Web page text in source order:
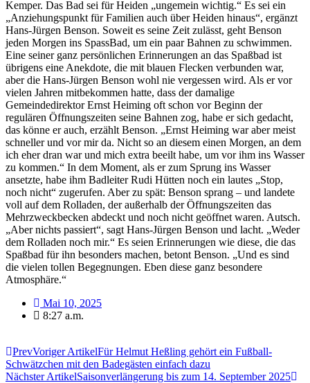
Kemper. Das Bad sei für Heiden „ungemein wichtig.“ Es sei ein
„Anziehungspunkt für Familien auch über Heiden hinaus“, ergänzt
Hans-Jürgen Benson. Soweit es seine Zeit zulässt, geht Benson
jeden Morgen ins SpassBad, um ein paar Bahnen zu schwimmen.
Eine seiner ganz persönlichen Erinnerungen an das Spaßbad ist
übrigens eine Anekdote, die mit blauen Flecken verbunden war,
aber die Hans-Jürgen Benson wohl nie vergessen wird. Als er vor
vielen Jahren mitbekommen hatte, dass der damalige
Gemeindedirektor Ernst Heiming oft schon vor Beginn der
regulären Öffnungszeiten seine Bahnen zog, habe er sich gedacht,
das könne er auch, erzählt Benson. „Ernst Heiming war aber meist
schneller und vor mir da. Nicht so an diesem einen Morgen, an dem
ich eher dran war und mich extra beeilt habe, um vor ihm ins Wasser
zu kommen.“ In dem Moment, als er zum Sprung ins Wasser
ansetzte, habe ihm Badleiter Rudi Hütten noch ein lautes „Stop,
noch nicht“ zugerufen. Aber zu spät: Benson sprang – und landete
voll auf dem Rolladen, der außerhalb der Öffnungszeiten das
Mehrzweckbecken abdeckt und noch nicht geöffnet waren. Autsch.
„Aber nichts passiert“, sagt Hans-Jürgen Benson und lacht. „Weder
dem Rolladen noch mir.“ Es seien Erinnerungen wie diese, die das
Spaßbad für ihn besonders machen, betont Benson. „Und es sind
die vielen tollen Begegnungen. Eben diese ganz besondere
Atmosphäre.“
Mai 10, 2025
8:27 a.m.
PrevVoriger ArtikelFür Helmut Heßling gehört ein Fußball-
Schwätzchen mit den Badegästen einfach dazu
Nächster ArtikelSaisonverlängerung bis zum 14. September 2025